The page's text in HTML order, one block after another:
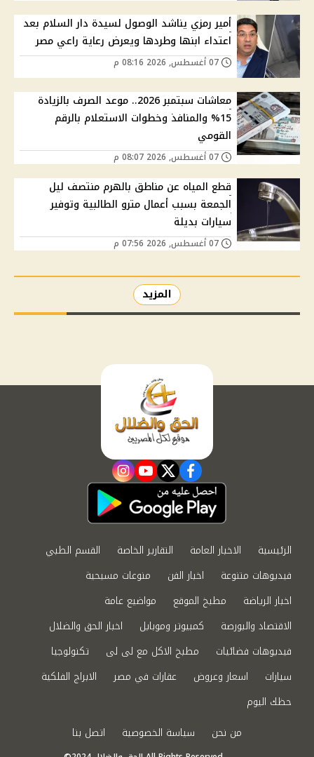
أمير رمزي يناشد الوصول لسيدة دار السلام بعد
اعتداء ابنها وطردها ويعرض رعاية راعي مصر
معاشات سبتمبر 2026.. موعد الصرف بالزيادة
15% والمنافذ وخطوات الاستعلام بالرقم
القومي
قطع المياه عن مناطق بالهرم منتصف ليل
الجمعة بسبب أعمال مترو الطالبية وتوفير
سيارات بديلة
المزيد
facebook
twitter
youtube
instagram
الرئيسية الاخبار العامة التقارير الخاصة
القسم الطبي
فيديوهات متنوعة
اخبار الفن
منوعات مسيحية
اخبار الرياضة
مطبخ الموقع
مواضيع عامة
الاقتصاد والبورصة
كمبيوتر وموبايل
اخبار الحق والضلال
فيديوهات فضائيات
مطبخ الاكل مع لى لى
تكنولوجيا
سيارات
اسعار وعروض عقارات في مصر
الابراج الفلكية
حظك اليوم
من نحن
سياسة الخصوصية اتصل بنا